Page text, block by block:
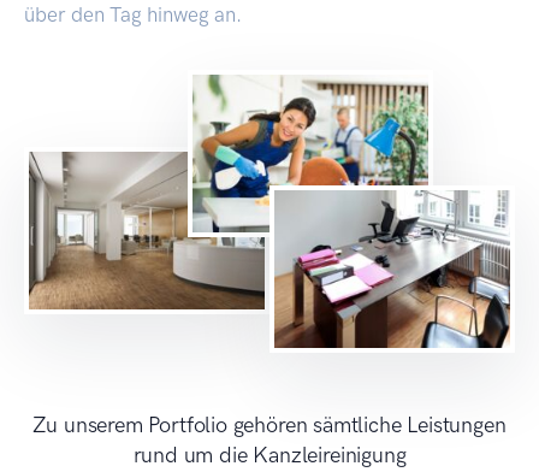
über den Tag hinweg an.
Zu unserem Portfolio gehören sämtliche Leistungen
rund um die Kanzleireinigung